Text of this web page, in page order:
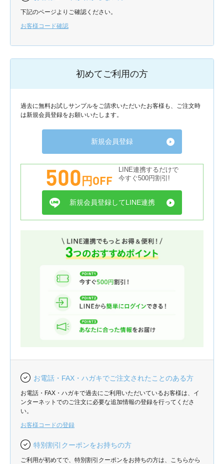
下記のページよりご確認ください。
お客様コード確認
初めてご利用の方
過去に無料お試しサンプルをご請求いただいたお客様も、ご注文時
は新規会員登録をお願いいたします。
新規会員登録
500円OFF
LINE連携するだけで
今すぐ500円割引!
新規会員登録してLINE連携
お電話・FAX・ハガキでご注文されたことのある方
お電話・FAX・ハガキで過去にご利用いただいているお客様は、イ
ンターネットでのご注文に必要な追加情報の登録を行ってくださ
い。
お客様コードの登録
特別割引クーポンをお持ちの方
ご利用が初めてで、特別割引クーポンをお持ちの方は、こちらから